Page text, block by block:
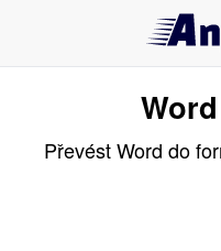
Převést Word do